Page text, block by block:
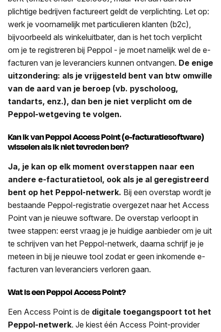
plichtige bedrijven factureert geldt de verplichting. Let op:
werk je voornamelijk met particulieren klanten (b2c),
bijvoorbeeld als winkeluitbater, dan is het toch verplicht
om je te registreren bij Peppol - je moet namelijk wel de e-
facturen van je leveranciers kunnen ontvangen. De enige
uitzondering: als je vrijgesteld bent van btw omwille
van de aard van je beroep (vb. pyscholoog,
tandarts, enz.), dan ben je niet verplicht om de
Peppol-wetgeving te volgen.
Kan ik van Peppol Access Point (e-facturatiesoftware)
wisselen als ik niet tevreden ben?
Ja, je kan op elk moment overstappen naar een
andere e-facturatietool, ook als je al geregistreerd
bent op het Peppol-netwerk. Bij een overstap wordt je
bestaande Peppol-registratie overgezet naar het Access
Point van je nieuwe software. De overstap verloopt in
twee stappen: eerst vraag je je huidige aanbieder om je uit
te schrijven van het Peppol-netwerk, daarna schrijf je je
meteen in bij je nieuwe tool zodat er geen inkomende e-
facturen van leveranciers verloren gaan.
Wat is een Peppol Access Point?
Een Access Point is de digitale toegangspoort tot het
Peppol-netwerk. Je kiest één Access Point-provider